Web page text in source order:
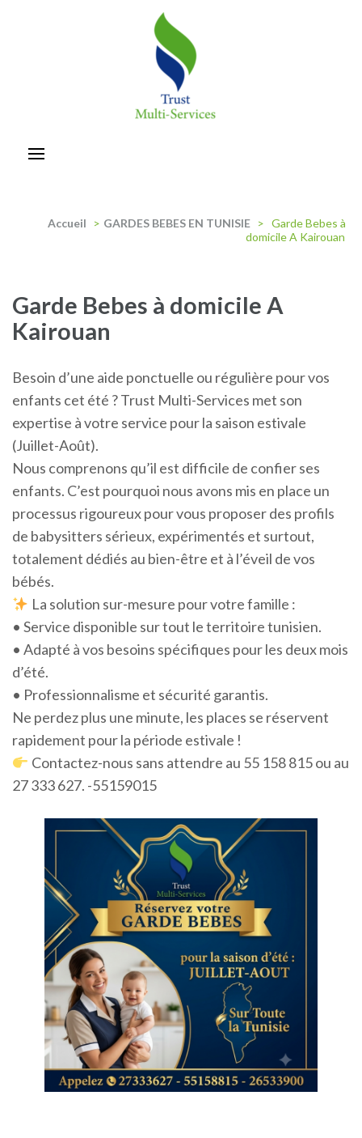
Accueil > GARDES BEBES EN TUNISIE > Garde Bebes à
domicile A Kairouan
Garde Bebes à domicile A
Kairouan
Besoin d’une aide ponctuelle ou régulière pour vos
enfants cet été ? Trust Multi-Services met son
expertise à votre service pour la saison estivale
(Juillet-Août).
Nous comprenons qu’il est difficile de confier ses
enfants. C’est pourquoi nous avons mis en place un
processus rigoureux pour vous proposer des profils
de babysitters sérieux, expérimentés et surtout,
totalement dédiés au bien-être et à l’éveil de vos
bébés.
La solution sur-mesure pour votre famille :
• Service disponible sur tout le territoire tunisien.
• Adapté à vos besoins spécifiques pour les deux mois
d’été.
• Professionnalisme et sécurité garantis.
Ne perdez plus une minute, les places se réservent
rapidement pour la période estivale !
Contactez-nous sans attendre au 55 158 815 ou au
27 333 627. -55159015